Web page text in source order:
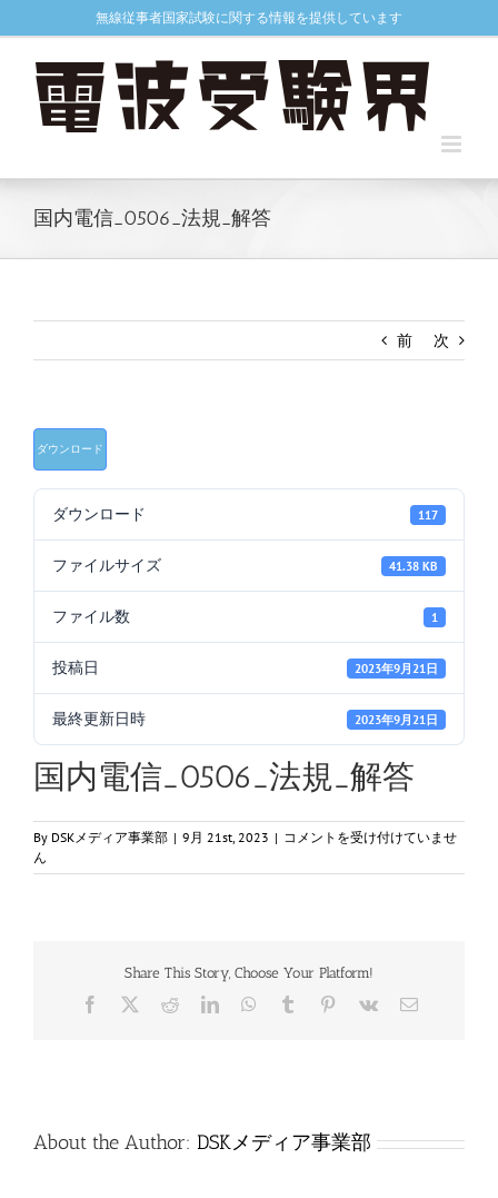
to
無線従事者国家試験に関する情報を提供しています
国内電信_0506_法規_解答
前 次
ダウンロード
ダウンロード 117
ファイルサイズ 41.38 KB
ファイル数 1
投稿日 2023年9月21日
最終更新日時 2023年9月21日
国内電信_0506_法規_解答
By DSKメディア事業部 | 9月 21st, 2023 | 国
電
_
解
答
コメントを受け付けていませ
ん
Share This Story, Choose Your Platform!
Facebook RedditLinkedInWhatsApp
Tumblr Pinterest
Vk
電
About the Author: DSKメディア事業部